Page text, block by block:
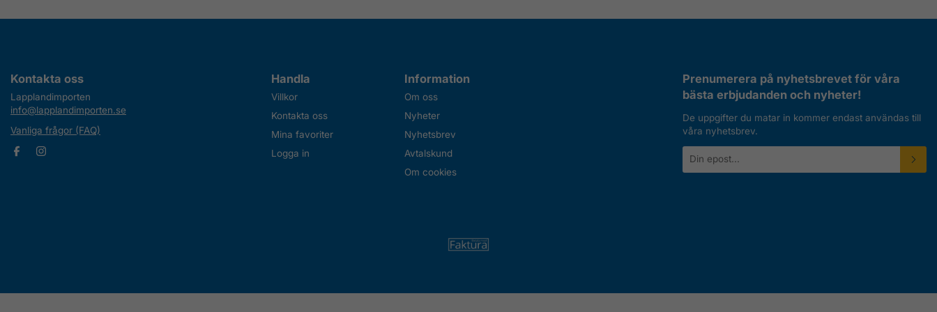
Kontakta oss
Lapplandimporten
info@lapplandimporten.se
Vanliga frågor (FAQ)
Handla
Villkor
Kontakta oss
Mina favoriter
Logga in
Information
Om oss
Nyheter
Nyhetsbrev
Avtalskund
Om cookies
Prenumerera på nyhetsbrevet för våra
bästa erbjudanden och nyheter!
De uppgifter du matar in kommer endast användas till
våra nyhetsbrev.
postadress